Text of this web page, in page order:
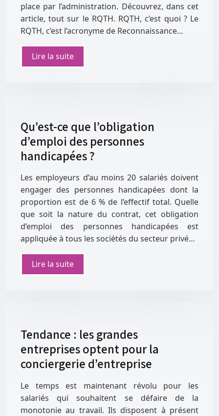
place par l’administration. Découvrez, dans cet
article, tout sur le RQTH. RQTH, c’est quoi ? Le
RQTH, c’est l’acronyme de Reconnaissance…
Lire la suite
Qu’est-ce que l’obligation
d’emploi des personnes
handicapées ?
Les employeurs d’au moins 20 salariés doivent
engager des personnes handicapées dont la
proportion est de 6 % de l’effectif total. Quelle
que soit la nature du contrat, cet obligation
d’emploi des personnes handicapées est
appliquée à tous les sociétés du secteur privé…
Lire la suite
Tendance : les grandes
entreprises optent pour la
conciergerie d’entreprise
Le temps est maintenant révolu pour les
salariés qui souhaitent se défaire de la
monotonie au travail. Ils disposent à présent